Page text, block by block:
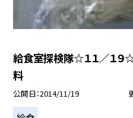
給食室探検隊☆１１／１
料
公開日 2014/11/19